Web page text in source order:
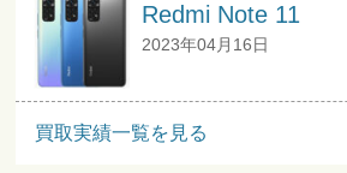
Redmi Note 11
2023年04月16日
買取実績一覧を見る